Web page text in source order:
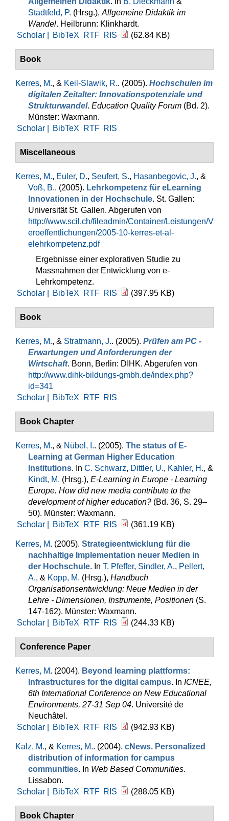
Stadtfeld, P. (Hrsg.), Allgemeine Didaktik im
Wandel. Heilbrunn: Klinkhardt.
Scholar |
BibTeX RTF RIS (62.84 KB)
Book
Kerres, M., & Keil-Slawik, R.. (2005). Hochschulen im
digitalen Zeitalter: Innovationspotenziale und
Strukturwandel. Education Quality Forum (Bd. 2).
Münster: Waxmann.
Scholar |
BibTeX RTF RIS
Miscellaneous
Kerres, M., Euler, D., Seufert, S., Hasanbegovic, J., &
Voß, B.. (2005). Lehrkompetenz für eLearning
Innovationen in der Hochschule. St. Gallen:
Universität St. Gallen. Abgerufen von
http://www.scil.ch/fileadmin/Container/Leistungen/V
eroeffentlichungen/2005-10-kerres-et-al-
elehrkompetenz.pdf
Ergebnisse einer explorativen Studie zu
Massnahmen der Entwicklung von e-
Lehrkompetenz.
Scholar |
BibTeX RTF RIS (397.95 KB)
Book
Kerres, M., & Stratmann, J.. (2005). Prüfen am PC -
Erwartungen und Anforderungen der
Wirtschaft. Bonn, Berlin: DIHK. Abgerufen von
http://www.dihk-bildungs-gmbh.de/index.php?
id=341
Scholar |
BibTeX RTF RIS
Book Chapter
Kerres, M., & Nübel, I.. (2005). The status of E-
Learning at German Higher Education
Institutions. In C. Schwarz, Dittler, U., Kahler, H., &
Kindt, M. (Hrsg.), E-Learning in Europe - Learning
Europe. How did new media contribute to the
development of higher education? (Bd. 36, S. 29–
50). Münster: Waxmann.
Scholar |
BibTeX RTF RIS (361.19 KB)
Kerres, M. (2005). Strategieentwicklung für die
nachhaltige Implementation neuer Medien in
der Hochschule. In T. Pfeffer, Sindler, A., Pellert,
A., & Kopp, M. (Hrsg.), Handbuch
Organisationsentwicklung: Neue Medien in der
Lehre - Dimensionen, Instrumente, Positionen (S.
147-162). Münster: Waxmann.
Scholar |
BibTeX RTF RIS (244.33 KB)
Conference Paper
Kerres, M. (2004). Beyond learning plattforms:
Infrastructures for the digital campus. In ICNEE,
6th International Conference on New Educational
Environments, 27-31 Sep 04. Université de
Neuchâtel.
Scholar |
BibTeX RTF RIS (942.93 KB)
Kalz, M., & Kerres, M.. (2004). cNews. Personalized
distribution of information for campus
communities. In Web Based Communities.
Lissabon.
Scholar |
BibTeX RTF RIS (288.05 KB)
Book Chapter